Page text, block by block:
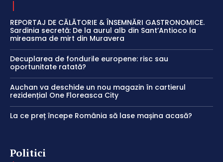
REPORTAJ DE CĂLĂTORIE & ÎNSEMNĂRI GASTRONOMICE.
Sardinia secretă: De la aurul alb din Sant’Antioco la
mireasma de mirt din Muravera
Decuplarea de fondurile europene: risc sau
oportunitate ratată?
Auchan va deschide un nou magazin în cartierul
rezidențial One Floreasca City
La ce preț începe România să lase mașina acasă?
Politici